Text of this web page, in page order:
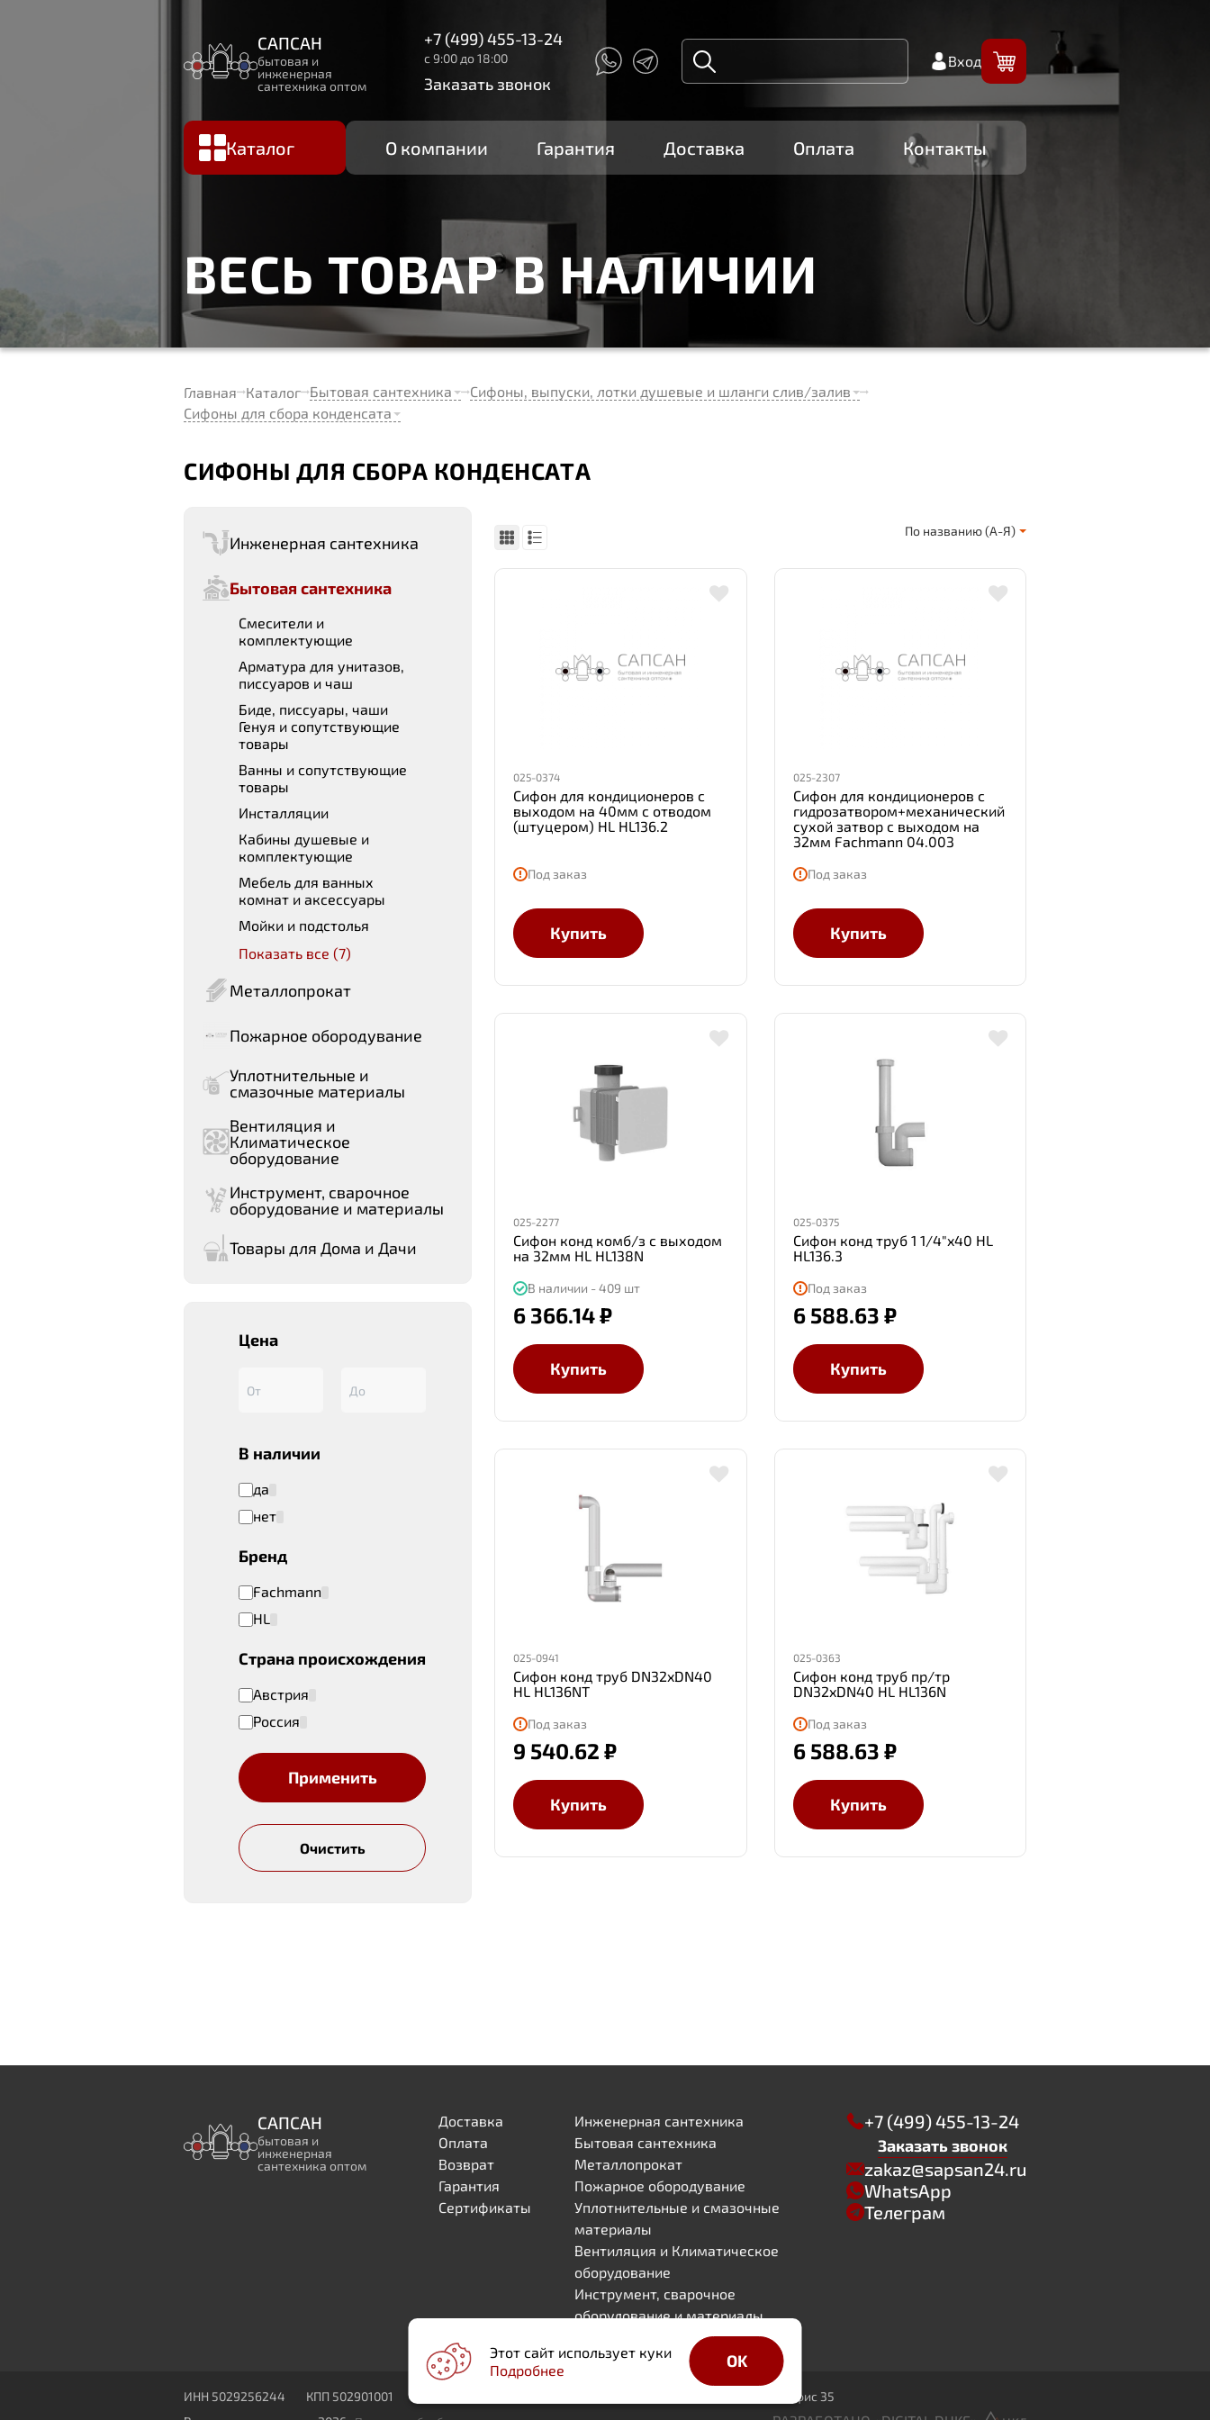
САПСАН
бытовая и
инженерная
сантехника оптом
+7 (499) 455-13-24
с 9:00 до 18:00
Заказать звонок
Вход
Каталог О компании Гарантия Доставка Оплата Контакты
ВЕСЬ ТОВАР В НАЛИЧИИ
Главная Каталог Бытовая сантехника
Сифоны, выпуски, лотки душевые и шланги слив/залив
Сифоны для сбора конденсата
СИФОНЫ ДЛЯ СБОРА КОНДЕНСАТА
Инженерная сантехника
Бытовая сантехника
Смесители и
комплектующие
Арматура для унитазов,
писсуаров и чаш
Биде, писсуары, чаши
Генуя и сопутствующие
товары
Ванны и сопутствующие
товары
Инсталляции
Кабины душевые и
комплектующие
Мебель для ванных
комнат и аксессуары
Мойки и подстолья
Показать все (7)
Металлопрокат
Пожарное обородувание
Уплотнительные и
смазочные материалы
Вентиляция и
Климатическое
оборудование
Инструмент, сварочное
оборудование и материалы
Товары для Дома и Дачи
Цена
В наличии
да
нет
Бренд
Fachmann
HL
Страна происхождения
Австрия
Россия
По названию (А-Я)
025-0374
Сифон для кондиционеров с
выходом на 40мм с отводом
(штуцером) HL HL136.2
Под заказ
Купить
025-2307
Сифон для кондиционеров с
гидрозатвором+механический
сухой затвор с выходом на
32мм Fachmann 04.003
Под заказ
Купить
025-2277
Сифон конд комб/з с выходом
на 32мм HL HL138N
В наличии - 409 шт
6 366.14 ₽
Купить
025-0375
Сифон конд труб 1 1/4"x40 HL
HL136.3
Под заказ
6 588.63 ₽
Купить
025-0941
Сифон конд труб DN32xDN40
HL HL136NT
Под заказ
9 540.62 ₽
Купить
025-0363
Сифон конд труб пр/тр
DN32xDN40 HL HL136N
Под заказ
6 588.63 ₽
Купить
САПСАН
бытовая и
инженерная
сантехника оптом
Доставка
Оплата
Возврат
Гарантия
Сертификаты
Инженерная сантехника
Бытовая сантехника
Металлопрокат
Пожарное обородувание
Уплотнительные и смазочные
материалы
Вентиляция и Климатическое
оборудование
Инструмент, сварочное
оборудование и материалы
Товары для Дома и Дачи
+7 (499) 455-13-24
Заказать звонок
zakaz@sapsan24.ru
WhatsApp
Телеграм
ИНН 5029256244 КПП 502901001
Мытищи, ул. Академика Каргина 35 а , офис 35
Этот сайт использует куки
Подробнее
OK